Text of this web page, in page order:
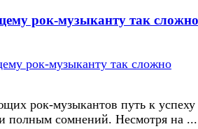
рок-музыканту так сложно
рок-музыкантов путь к успеху
полным сомнений. Несмотря на ...